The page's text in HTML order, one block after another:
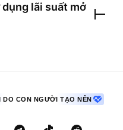
dụng lãi suất mở
DO CON NGƯỜI TẠO NÊN